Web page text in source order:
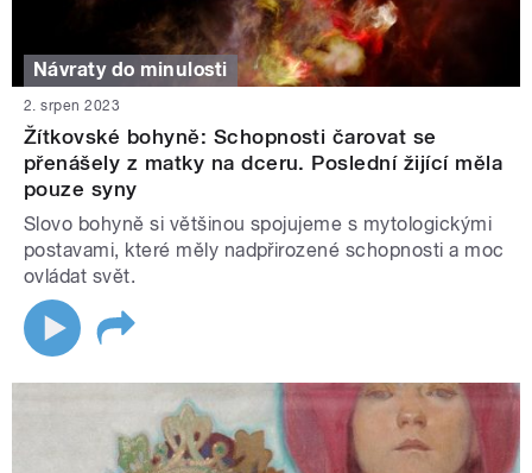
Návraty do minulosti
2. srpen 2023
Žítkovské bohyně: Schopnosti čarovat se
přenášely z matky na dceru. Poslední žijící měla
pouze syny
Slovo bohyně si většinou spojujeme s mytologickými
postavami, které měly nadpřirozené schopnosti a moc
ovládat svět.